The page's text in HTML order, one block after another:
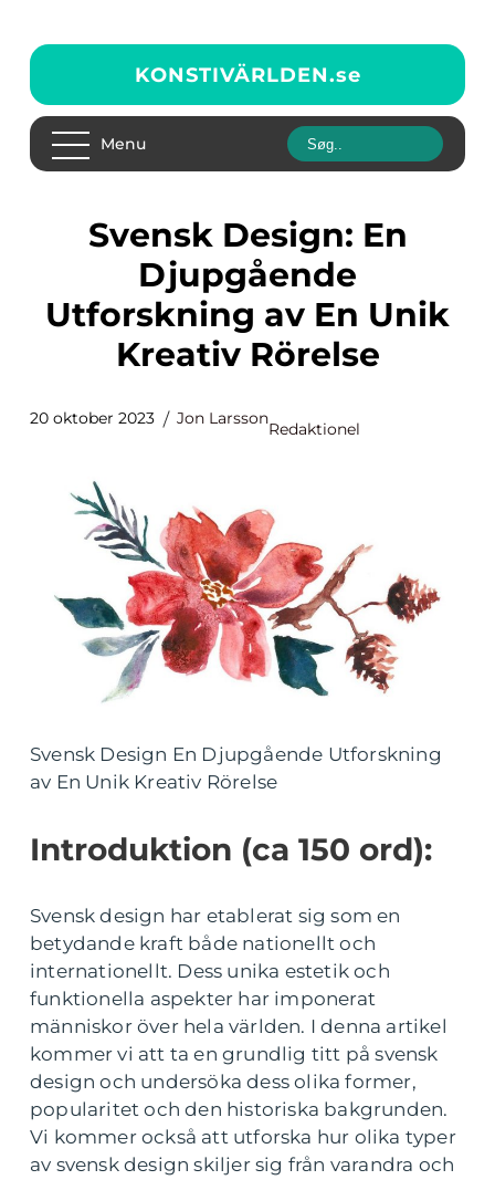
KONSTIVÄRLDEN.se
Menu
Svensk Design: En
Djupgående
Utforskning av En Unik
Kreativ Rörelse
20 oktober 2023 Jon Larsson
Redaktionel
Svensk Design En Djupgående Utforskning
av En Unik Kreativ Rörelse
Introduktion (ca 150 ord):
Svensk design har etablerat sig som en
betydande kraft både nationellt och
internationellt. Dess unika estetik och
funktionella aspekter har imponerat
människor över hela världen. I denna artikel
kommer vi att ta en grundlig titt på svensk
design och undersöka dess olika former,
popularitet och den historiska bakgrunden.
Vi kommer också att utforska hur olika typer
av svensk design skiljer sig från varandra och